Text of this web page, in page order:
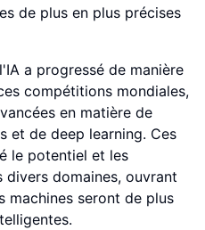
de plus en plus précises
a progressé de manière
compétitions mondiales,
en matière de
et de deep learning. Ces
le potentiel et les
domaines, ouvrant
machines seront de plus